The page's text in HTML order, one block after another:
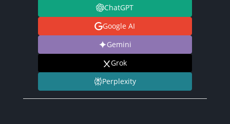
ChatGPT
Google AI
Gemini
Grok
Perplexity